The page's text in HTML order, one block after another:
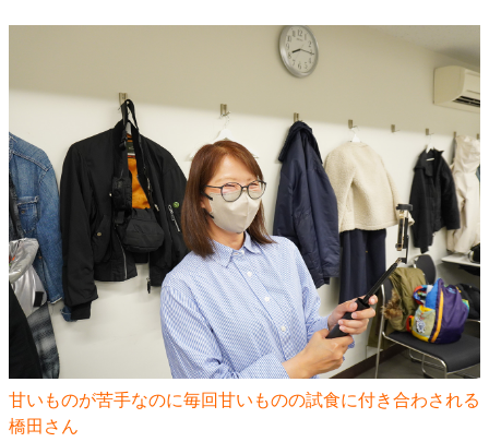
甘いものが苦手なのに毎回甘いものの試食に付き合わされる
橋田さん